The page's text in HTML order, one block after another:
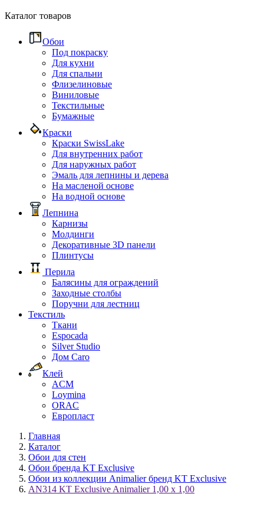
Каталог товаров
Обои
Под покраску
Для кухни
Для спальни
Флизелиновые
Виниловые
Текстильные
Бумажные
Краски
Краски SwissLake
Для внутренних работ
Для наружных работ
Эмаль для лепнины и дерева
На масленой основе
На водной основе
Лепнина
Карнизы
Молдинги
Декоративные 3D панели
Плинтусы
Перила
Балясины для ограждений
Заходные столбы
Поручни для лестниц
Текстиль
Ткани
Espocada
Silver Studio
Дом Caro
Клей
ACM
Loymina
ORAC
Европласт
Главная
Каталог
Обои для стен
Обои бренда KT Exclusive
Обои из коллекции Animalier бренд KT Exclusive
AN314 KT Exclusive Animalier 1,00 x 1,00